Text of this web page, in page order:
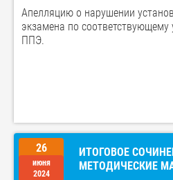
Апелляцию о нарушении
экзамена по
ППЭ.
26
июня
2024
ИТОГОВОЕ
МЕТОДИЧЕСКИЕ